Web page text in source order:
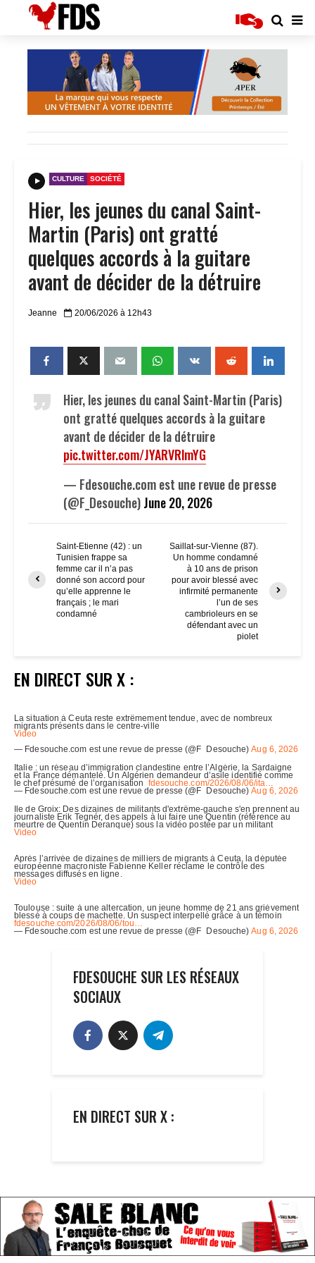
CULTURE SOCIÉTÉ
Hier, les jeunes du canal Saint-
Martin (Paris) ont gratté
quelques accords à la guitare
avant de décider de la détruire
Jeanne 20/06/2026 à 12h43
Hier, les jeunes du canal Saint-Martin (Paris)
ont gratté quelques accords à la guitare
avant de décider de la détruire
pic.twitter.com/JYARVRlmYG
— Fdesouche.com est une revue de presse
(@F_Desouche)June 20, 2026
Saint-Etienne (42) : un
Tunisien frappe sa
femme car il n’a pas
donné son accord pour
qu’elle apprenne le
français ; le mari
condamné
Saillat-sur-Vienne (87).
Un homme condamné
à 10 ans de prison
pour avoir blessé avec
infirmité permanente
l’un de ses
cambrioleurs en se
défendant avec un
piolet
EN DIRECT SUR X :
FDESOUCHE SUR LES RÉSEAUX
SOCIAUX
EN DIRECT SUR X :